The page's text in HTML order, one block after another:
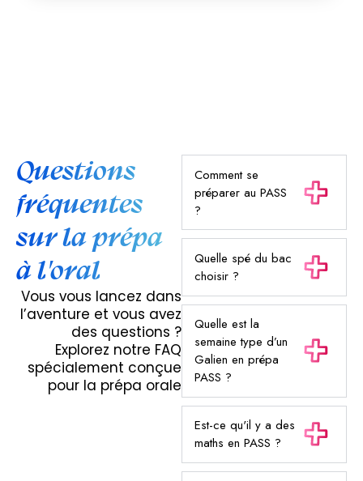
Questions
fréquentes
sur la prépa
à l'oral
Vous vous lancez dans
l’aventure et vous avez
des questions ?
Explorez notre FAQ
spécialement conçue
pour la prépa orale
Comment se
préparer au PASS
?
Quelle spé du bac
choisir ?
Quelle est la
semaine type d’un
Galien en prépa
PASS ?
Est-ce qu'il y a des
maths en PASS ?